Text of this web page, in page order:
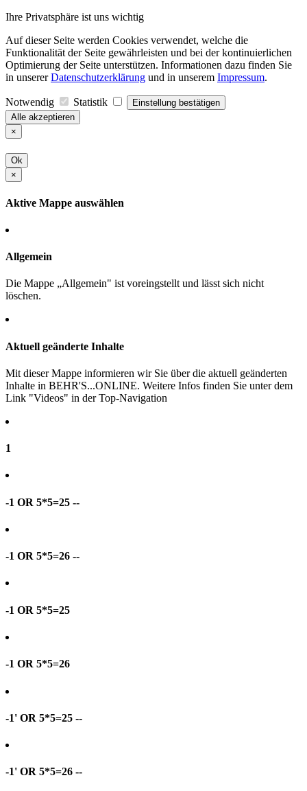
Ihre Privatsphäre ist uns wichtig
Auf dieser Seite werden Cookies verwendet, welche die
Funktionalität der Seite gewährleisten und bei der kontinuierlichen
Optimierung der Seite unterstützen. Informationen dazu finden Sie
in unsererDatenschutzerklärung und in unserem Impressum.
Notwendig Statistik
Einstellung bestätigen
Alle akzeptieren
×
Ok
×
Aktive Mappe auswählen
Allgemein
Die Mappe „Allgemein" ist voreingstellt und lässt sich nicht
löschen.
Aktuell geänderte Inhalte
Mit dieser Mappe informieren wir Sie über die aktuell geänderten
Inhalte in BEHR'S...ONLINE. Weitere Infos finden Sie unter dem
Link "Videos" in der Top-Navigation
1
-1 OR 5*5=25 --
-1 OR 5*5=26 --
-1 OR 5*5=25
-1 OR 5*5=26
-1' OR 5*5=25 --
-1' OR 5*5=26 --